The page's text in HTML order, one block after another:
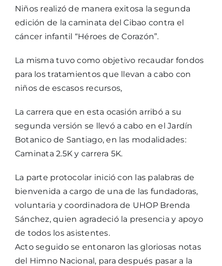
Niños realizó de manera exitosa la segunda
edición de la caminata del Cibao contra el
cáncer infantil “Héroes de Corazón”.
La misma tuvo como objetivo recaudar fondos
para los tratamientos que llevan a cabo con
niños de escasos recursos,
La carrera que en esta ocasión arribó a su
segunda versión se llevó a cabo en el Jardín
Botanico de Santiago, en las modalidades:
Caminata 2.5K y carrera 5K.
La parte protocolar inició con las palabras de
bienvenida a cargo de una de las fundadoras,
voluntaria y coordinadora de UHOP Brenda
Sánchez, quien agradeció la presencia y apoyo
de todos los asistentes.
Acto seguido se entonaron las gloriosas notas
del Himno Nacional, para después pasar a la